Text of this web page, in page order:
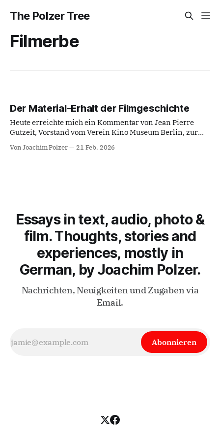
The Polzer Tree
Filmerbe
Der Material-Erhalt der Filmgeschichte
Heute erreichte mich ein Kommentar von Jean Pierre
Gutzeit, Vorstand vom Verein Kino Museum Berlin, zur
Filmerbe in Gerfahr vom 20. Februar 2026 im Zuge
Von Joachim Polzer 21 Feb. 2026
Essays in text, audio, photo &
film. Thoughts, stories and
experiences, mostly in
German, by Joachim Polzer.
Nachrichten, Neuigkeiten und Zugaben via
Email.
Abonnieren